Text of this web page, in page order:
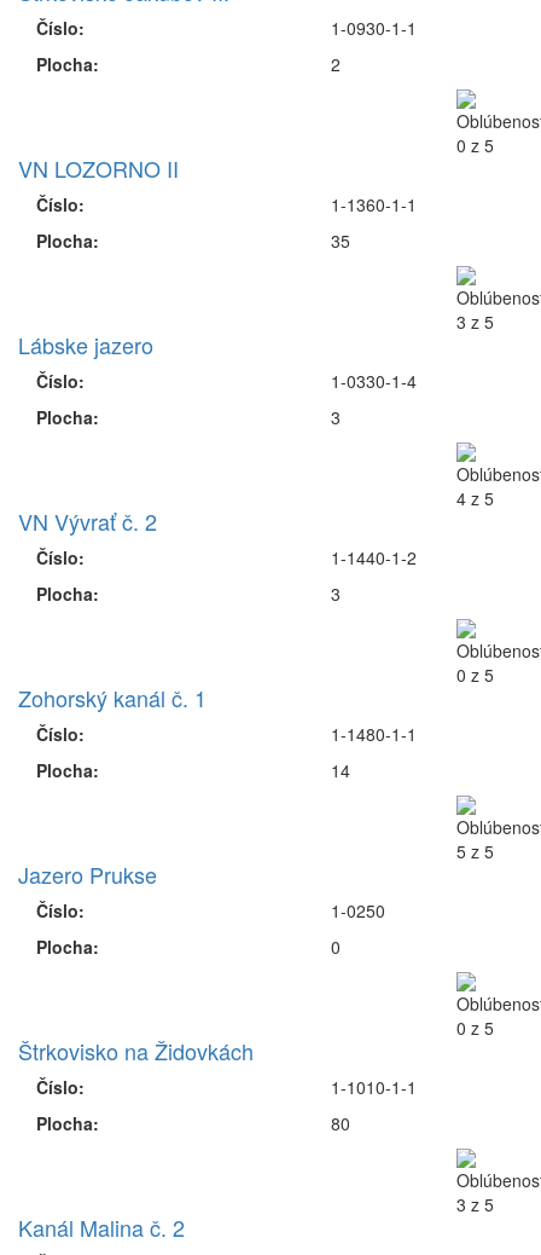
Číslo:
Plocha:
1-0930-1-1
2
VN LOZORNO II
Číslo:
Plocha:
1-1360-1-1
35
Lábske jazero
Číslo:
Plocha:
1-0330-1-4
3
VN Vývrať č. 2
Číslo:
Plocha:
1-1440-1-2
3
Zohorský kanál č. 1
Číslo:
Plocha:
1-1480-1-1
14
Jazero Prukse
Číslo:
Plocha:
1-0250
0
Štrkovisko na Židovkách
Číslo:
Plocha:
1-1010-1-1
80
Kanál Malina č. 2